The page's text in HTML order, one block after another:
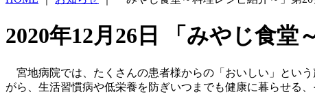
2020年12月26日 「みやじ食
宮地病院では、たくさんの患者様からの「おいしい」とい
がら、生活習慣病や低栄養を防ぎいつまでも健康に暮らせる